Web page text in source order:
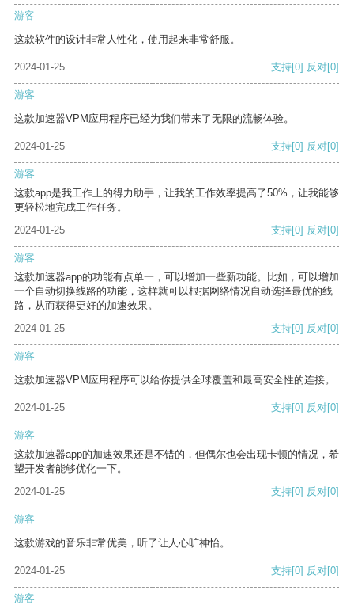
游客
这款软件的设计非常人性化，使用起来非常舒服。
2024-01-25 支持[0] 反对[0]
游客
这款加速器VPM应用程序已经为我们带来了无限的流畅体验。
2024-01-25 支持[0] 反对[0]
游客
这款app是我工作上的得力助手，让我的工作效率提高了50%，让我能够
更轻松地完成工作任务。
2024-01-25
支持[0] 反对[0]
游客
这款加速器app的功能有点单一，可以增加一些新功能。比如，可以增加
一个自动切换线路的功能，这样就可以根据网络情况自动选择最优的线
路，从而获得更好的加速效果。
2024-01-25
支持[0] 反对[0]
游客
这款加速器VPM应用程序可以给你提供全球覆盖和最高安全性的连接。
2024-01-25 支持[0] 反对[0]
游客
这款加速器app的加速效果还是不错的，但偶尔也会出现卡顿的情况，希
望开发者能够优化一下。
2024-01-25
支持[0] 反对[0]
游客
这款游戏的音乐非常优美，听了让人心旷神怡。
2024-01-25 支持[0] 反对[0]
游客